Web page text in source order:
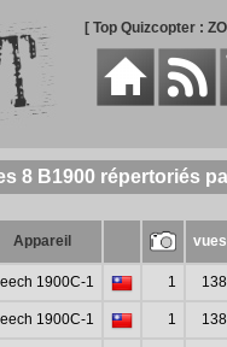
[ Top Quizcopter :
8 B1900 répertoriés
Appareil vues
1900C-1 1 138
1900C-1 1 138